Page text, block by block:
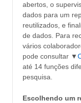
abertos, o
dados para um
reutilizados, e
de dados. Para
vários
pode consultar ▼
até 14 funções
pesquisa.
Escolhendo um